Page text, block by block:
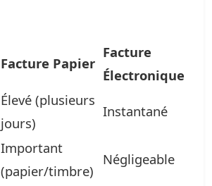
Facture Papier
Facture
Électronique
Élevé (plusieurs
jours)
Instantané
Important
(papier/timbre)
Négligeable